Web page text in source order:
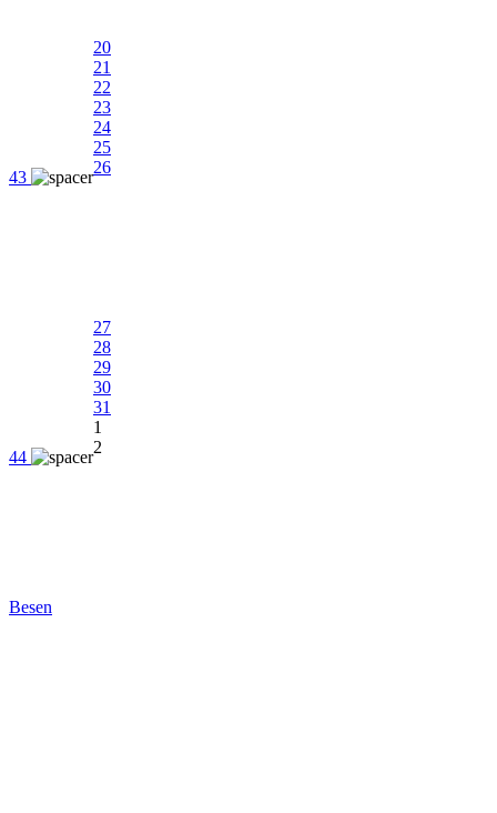
43
20
21
22
23
24
25
26
44
27
28
29
30
31
1
2
Besen